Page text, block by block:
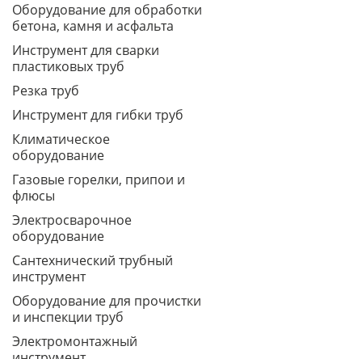
Оборудование для обработки
бетона, камня и асфальта
Инструмент для сварки
пластиковых труб
Резка труб
Инструмент для гибки труб
Климатическое
оборудование
Газовые горелки, припои и
флюсы
Электросварочное
оборудование
Сантехнический трубный
инструмент
Оборудование для прочистки
и инспекции труб
Электромонтажный